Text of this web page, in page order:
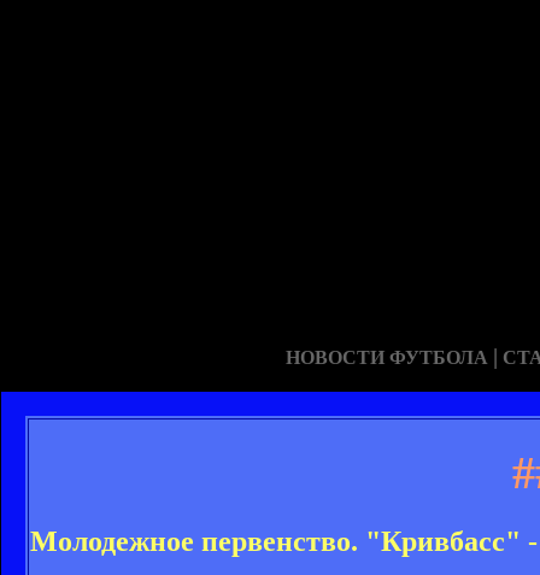
НОВОСТИ ФУТБОЛА |
Молодежное первенство. "Кривбасс"